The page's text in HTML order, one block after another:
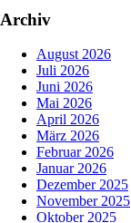
Archiv
August 2026
Juli 2026
Juni 2026
Mai 2026
April 2026
März 2026
Februar 2026
Januar 2026
Dezember 2025
November 2025
Oktober 2025